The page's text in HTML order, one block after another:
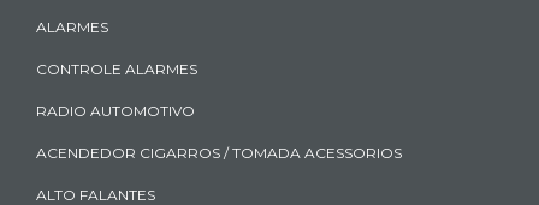
ALARMES
CONTROLE ALARMES
RADIO AUTOMOTIVO
ACENDEDOR CIGARROS / TOMADA ACESSORIOS
ALTO FALANTES